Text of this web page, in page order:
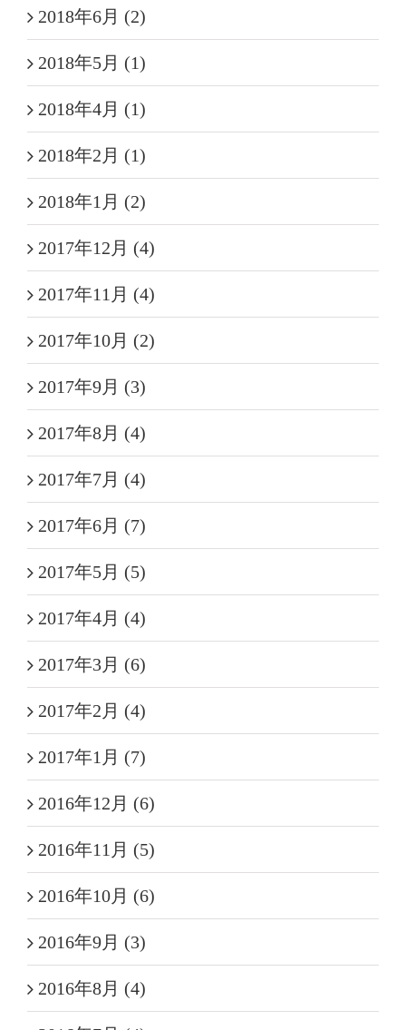
2018年6月 (2)
2018年5月 (1)
2018年4月 (1)
2018年2月 (1)
2018年1月 (2)
2017年12月 (4)
2017年11月 (4)
2017年10月 (2)
2017年9月 (3)
2017年8月 (4)
2017年7月 (4)
2017年6月 (7)
2017年5月 (5)
2017年4月 (4)
2017年3月 (6)
2017年2月 (4)
2017年1月 (7)
2016年12月 (6)
2016年11月 (5)
2016年10月 (6)
2016年9月 (3)
2016年8月 (4)